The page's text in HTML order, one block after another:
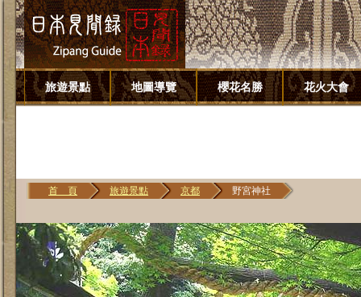
旅遊景點 地圖導覽 櫻花名勝 花火大會
首 頁 旅遊景點 京都 野宮神社